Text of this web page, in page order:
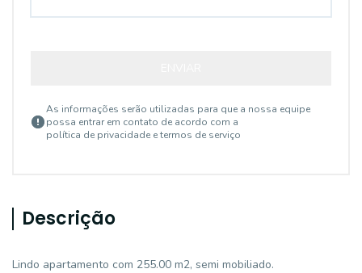
As informações serão utilizadas para que a nossa equipe
possa entrar em contato de acordo com a
política de privacidade e termos de serviço
Descrição
Lindo apartamento com 255.00 m2, semi mobiliado.